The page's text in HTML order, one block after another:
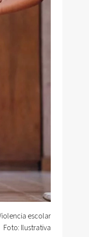
escolar
Foto: Ilustrativa